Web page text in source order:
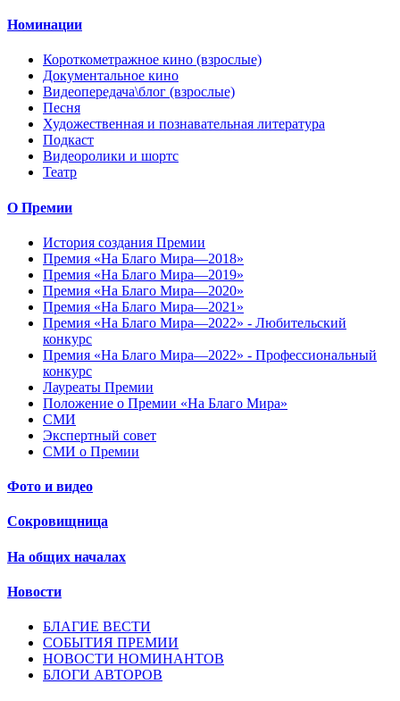
Номинации
Короткометражное кино (взрослые)
Документальное кино
Видеопередача\блог (взрослые)
Песня
Художественная и познавательная литература
Подкаст
Видеоролики и шортс
Театр
О Премии
История создания Премии
Премия «На Благо Мира—2018»
Премия «На Благо Мира—2019»
Премия «На Благо Мира—2020»
Премия «На Благо Мира—2021»
Премия «На Благо Мира—2022» - Любительский
конкурс
Премия «На Благо Мира—2022» - Профессиональный
конкурс
Лауреаты Премии
Положение о Премии «На Благо Мира»
СМИ
Экспертный совет
СМИ о Премии
Фото и видео
Сокровищница
На общих началах
Новости
БЛАГИЕ ВЕСТИ
СОБЫТИЯ ПРЕМИИ
НОВОСТИ НОМИНАНТОВ
БЛОГИ АВТОРОВ